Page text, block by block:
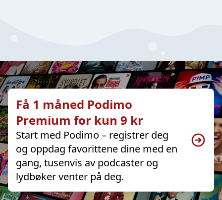
Få 1 måned Podimo
Premium for kun 9 kr
Start med Podimo – registrer deg
og oppdag favorittene dine med en
gang, tusenvis av podcaster og
lydbøker venter på deg.